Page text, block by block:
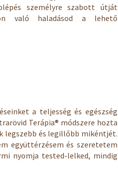
személyre szabott útját
való haladásod a lehető
a teljesség és egészség
Terápia® módszere hozta
legszebb és legillőbb mikéntjét.
együttérzésem és szeretetem
nyomja tested-lelked, mindig